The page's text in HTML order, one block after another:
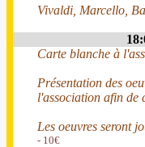
Vivaldi, Marcello,
Carte blanche à
Présentation des
l'association afin de
Les oeuvres seront
- 10€